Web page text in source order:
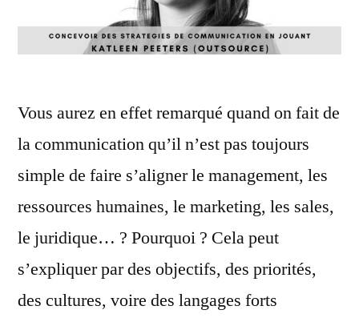
Vous aurez en effet remarqué quand on fait de
la communication qu’il n’est pas toujours
simple de faire s’aligner le management, les
ressources humaines, le marketing, les sales,
le juridique… ? Pourquoi ? Cela peut
s’expliquer par des objectifs, des priorités,
des cultures, voire des langages forts